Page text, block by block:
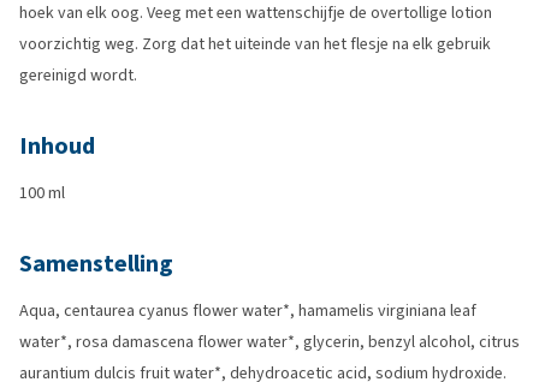
hoek van elk oog. Veeg met een wattenschijfje de overtollige lotion
voorzichtig weg. Zorg dat het uiteinde van het flesje na elk gebruik
gereinigd wordt.
Inhoud
100 ml
Samenstelling
Aqua, centaurea cyanus flower water*, hamamelis virginiana leaf
water*, rosa damascena flower water*, glycerin, benzyl alcohol, citrus
aurantium dulcis fruit water*, dehydroacetic acid, sodium hydroxide.